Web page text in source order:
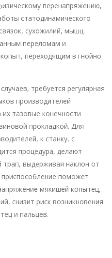
перенапряжению,
статодинамического
сухожилий, мышц.
переломам и
переходящим в гнойно
требуется регулярная
производителей
тазовые конечности
прокладкой. Для
к станку, с
процедура, делают
трап, выдерживая наклон от
поможет
мякишей копытец,
снизит риск возникновения
и пальцев.